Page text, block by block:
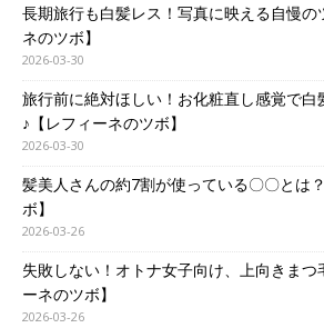
長期旅行も白髪レス！写真に映える自慢
ネのツボ】
2026-03-30
旅行前に絶対ほしい！お化粧直し感覚で白
♪【レフィーネのツボ】
2026-03-30
髪美人さんの約7割が使っている〇〇とは
ボ】
2026-03-26
失敗しない！オトナ女子向け、上向きまつ
ーネのツボ】
2026-03-26